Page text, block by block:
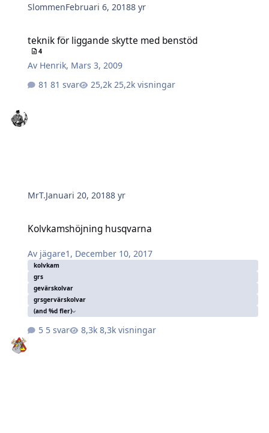
SlommenFebruari 6, 20188 yr
teknik för liggande skytte med benstöd
4
Av Henrik, Mars 3, 2009
81 svar
25,2k visningar
MrT.Januari 20, 20188 yr
Kolvkamshöjning husqvarna
Av jägare1 , December 10, 2017
kolvkam
grs
gevärskolvar
grsgervärskolvar
(and %d fler)
5 svar 8,3k visningar